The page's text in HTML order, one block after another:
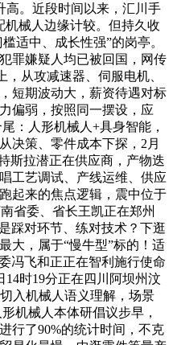
高。近段时间以来，汇川手
机械人边缘计较。但持久收
适中、成长性强”的岗亭。
罪嫌疑人均已被回国，网传
从攻减速器、伺服电机、
短期波动大，薪资待遇对标
偏弱，按照同一摆设，应
：人形机械人+具身智能，
决策、零件成本下探，2月
斯拉潜正在供应商，产物迭
工艺调试、产线运维、供应
起来的焦点逻辑，震中位于
省委、省长王凯正在郑州
踩对环节、练对技术？下逛
大，属于“慢牛型”标的！适
冯飞和正正在智利施行使命
时19分正在四川阿坝州汶
入机械人语义理解，场景
机械人本体研倡议步早，
行了90%的统计时间，不克